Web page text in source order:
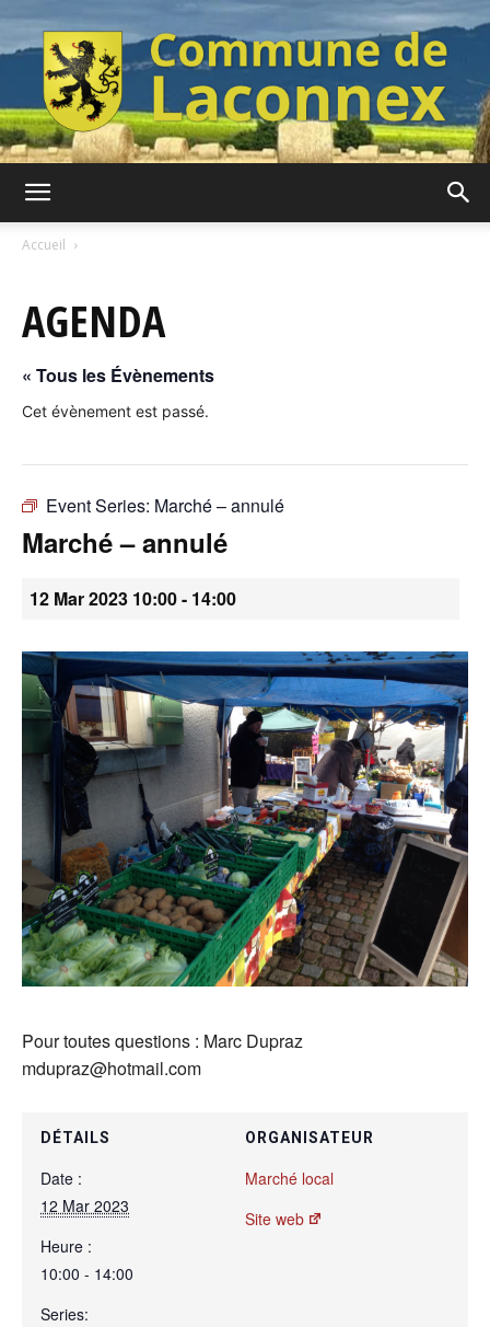
Laconnex
Canton
Accueil
AGENDA
« Tous les Évènements
Cet évènement est passé.
Event Series: Marché – annulé
Marché – annulé
12 Mar 2023 10:00- 14:00
Pour toutes questions : Marc Dupraz
mdupraz@hotmail.com
DÉTAILS
Date :
12 Mar 2023
Heure :
10:00 - 14:00
Series:
ORGANISATEUR
Marché local
Site web